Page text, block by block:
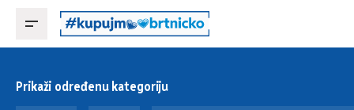
Prikaži određenu kategoriju